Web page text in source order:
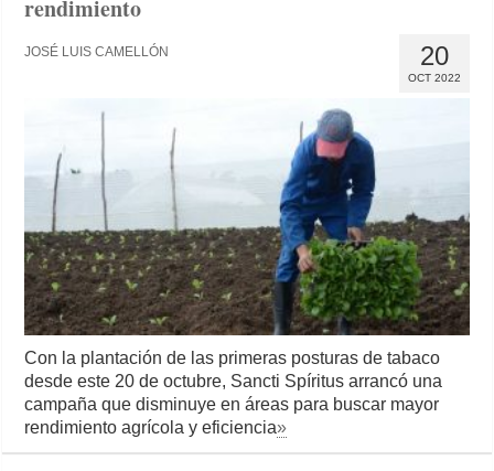
rendimiento
20
OCT 2022
JOSÉ LUIS CAMELLÓN
Con la plantación de las primeras posturas de tabaco
desde este 20 de octubre, Sancti Spíritus arrancó una
campaña que disminuye en áreas para buscar mayor
rendimiento agrícola y eficiencia»